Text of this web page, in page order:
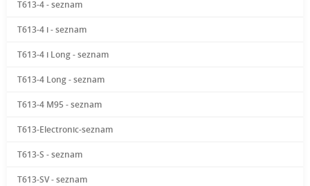
T613-4 - seznam
T613-4 i - seznam
T613-4 i Long - seznam
T613-4 Long - seznam
T613-4 M95 - seznam
T613-Electronic-seznam
T613-S - seznam
T613-SV - seznam